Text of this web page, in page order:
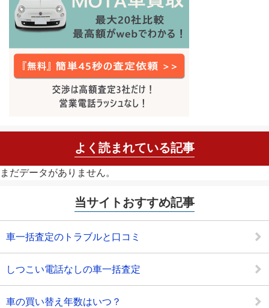
よく読まれている記事
まだデータがありません。
当サイトおすすめ記事
車一括査定のトラブルと口コミ
しつこい電話なしの車一括査定
車の買い替え年数はいつ？